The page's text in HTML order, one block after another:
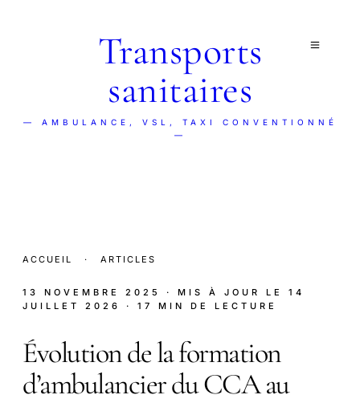
Transports
sanitaires
— AMBULANCE, VSL, TAXI CONVENTIONNÉ
—
ACCUEIL · ARTICLES
13 NOVEMBRE 2025 · MIS À JOUR LE 14
JUILLET 2026
· 17 MIN DE LECTURE
Évolution de la formation
d’ambulancier du CCA au